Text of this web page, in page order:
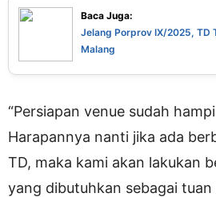
Baca Juga:
Jelang Porprov IX/2025, TD
Malang
“Persiapan venue sudah
Harapannya nanti jika ada
TD, maka kami akan lakukan
yang dibutuhkan sebagai tuan